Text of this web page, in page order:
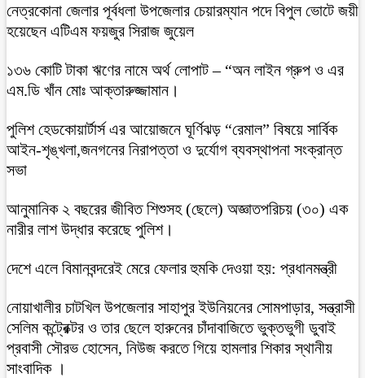
নেত্রকোনা জেলার পূর্বধলা উপজেলার চেয়ারম্যান পদে বিপুল ভোটে জয়ী
হয়েছেন এটিএম ফয়জুর সিরাজ জুয়েল
১৩৬ কোটি টাকা ঋণের নামে অর্থ লোপাট – “অন লাইন গ্রুপ ও এর
এম.ডি খাঁন মোঃ আক্তারুজ্জামান।
পুলিশ হেডকোয়ার্টার্স এর আয়োজনে ঘূর্ণিঝড় “রেমাল” বিষয়ে সার্বিক
আইন-শৃঙ্খলা,জনগনের নিরাপত্তা ও দুর্যোগ ব্যবস্থাপনা সংক্রান্ত
সভা
আনুমানিক ২ বছরের জীবিত শিশুসহ (ছেলে) অজ্ঞাতপরিচয় (৩০) এক
নারীর লাশ উদ্ধার করেছে পুলিশ।
দেশে এলে বিমানবন্দরেই মেরে ফেলার হুমকি দেওয়া হয়: প্রধানমন্ত্রী
নোয়াখালীর চাটখিল উপজেলার সাহাপুর ইউনিয়নের সোমপাড়ার, সন্ত্রাসী
সেলিম কন্ট্রেক্টর ও তার ছেলে হারুনের চাঁদাবাজিতে ভুক্তভুগী ডুবাই
প্রবাসী সৌরভ হোসেন, নিউজ করতে গিয়ে হামলার শিকার স্থানীয়
সাংবাদিক ।